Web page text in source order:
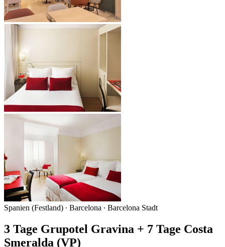
Spanien (Festland) ∙ Barcelona ∙ Barcelona Stadt
3 Tage Grupotel Gravina + 7 Tage Costa
Smeralda (VP)